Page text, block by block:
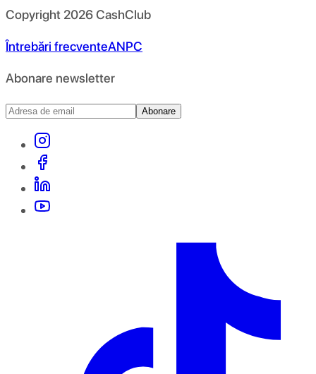
Copyright 2026CashClub
Întrebări frecventeANPC
Abonare newsletter
Abonare